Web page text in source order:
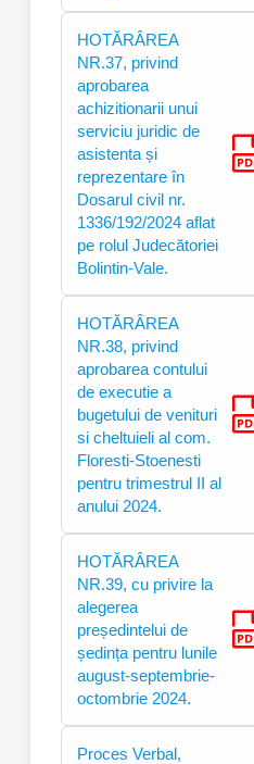
HOTĂRÂREA
NR.37, privind
aprobarea
achizitionarii unui
serviciu juridic de
asistenta și
reprezentare în
Dosarul civil nr.
1336/192/2024 aflat
pe rolul Judecătoriei
Bolintin-Vale.
HOTĂRÂREA
NR.38, privind
aprobarea contului
de executie a
bugetului de venituri
si cheltuieli al com.
Floresti-Stoenesti
pentru trimestrul II al
anului 2024.
HOTĂRÂREA
NR.39, cu privire la
alegerea
președintelui de
ședința pentru lunile
august-septembrie-
octombrie 2024.
Proces Verbal,